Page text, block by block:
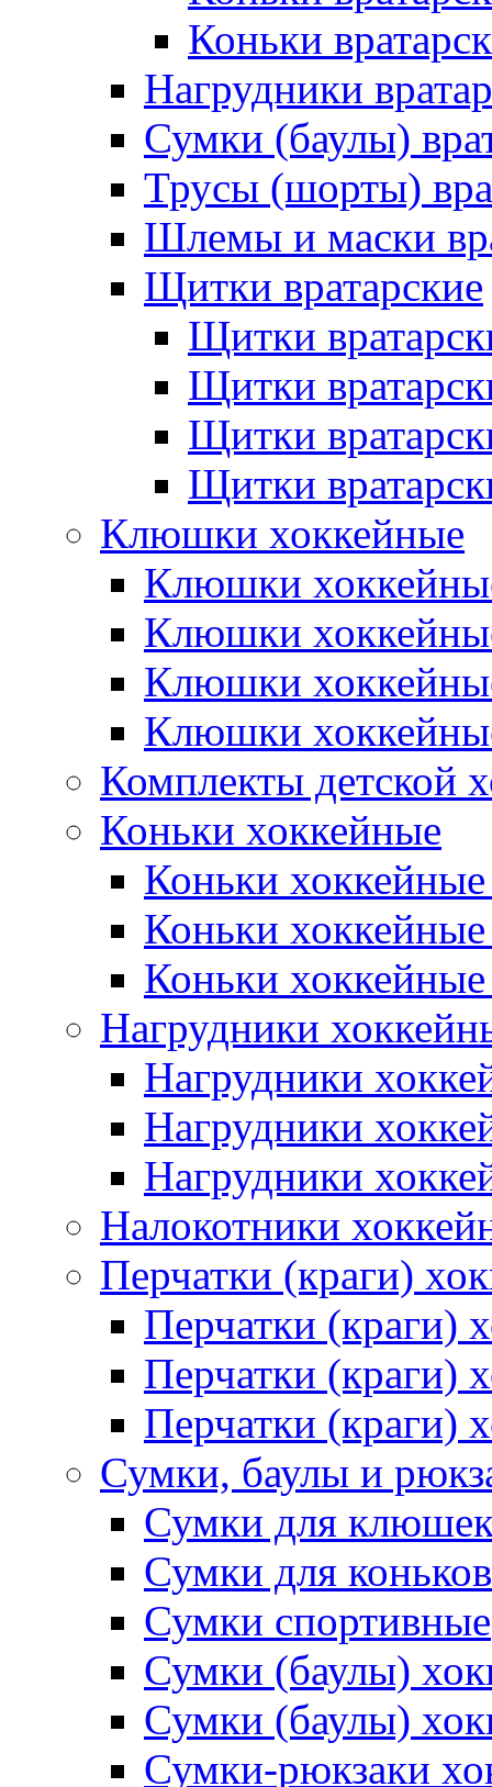
Коньки
Нагрудники
Сумки (баулы)
Трусы (шорты)
Шлемы и маски
Щитки вратарские
Щитки
Щитки
Щитки
Щитки
Клюшки хоккейные
Клюшки
Клюшки
Клюшки
Клюшки
Комплекты детской
Коньки хоккейные
Коньки хоккейные
Коньки
Коньки
Нагрудники
Нагрудники
Нагрудники
Нагрудники
Налокотники
Перчатки (краги)
Перчатки (краги)
Перчатки (краги)
Перчатки (краги)
Сумки, баулы и
Сумки для
Сумки для коньков
Сумки спортивные
Сумки (баулы)
Сумки (баулы)
Сумки-рюкзаки